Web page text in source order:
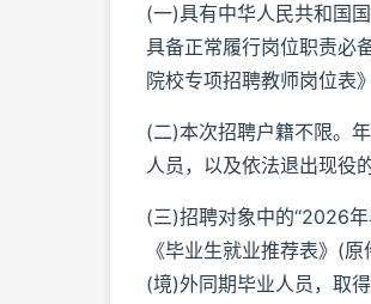
(一)具有中华人民共和国
具备正常履行岗位职责必
院校专项招聘教师岗位表
(二)本次招聘户籍不限。
人员，以及依法退出现役
(三)招聘对象中的“2026
《毕业生就业推荐表》(
(境)外同期毕业人员，取